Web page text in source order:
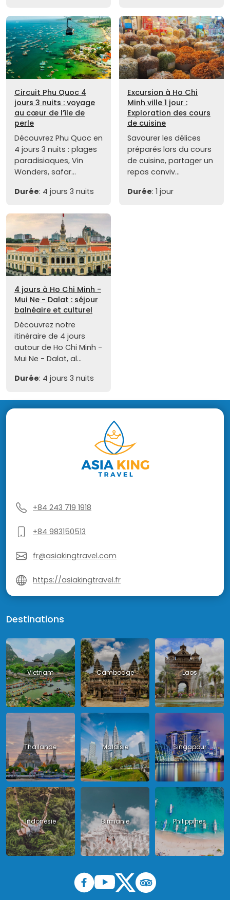
Circuit Phu Quoc 4
jours 3 nuits : voyage
au cœur de l’île de
perle
Découvrez Phu Quoc en
4 jours 3 nuits : plages
paradisiaques, Vin
Wonders, safar...
Durée: 4 jours 3 nuits
Excursion à Ho Chi
Minh ville 1 jour :
Exploration des cours
de cuisine
Savourer les délices
préparés lors du cours
de cuisine, partager un
repas conviv...
Durée: 1 jour
4 jours à Ho Chi Minh -
Mui Ne - Dalat : séjour
balnéaire et culturel
Découvrez notre
itinéraire de 4 jours
autour de Ho Chi Minh -
Mui Ne - Dalat, al...
Durée: 4 jours 3 nuits
+84 243 719 1918
+84 983150513
fr@asiakingtravel.com
https://asiakingtravel.fr
Destinations
Vietnam Cambodge Laos
Thailande Malaisie Singapour
Indonésie Birmanie Philippines